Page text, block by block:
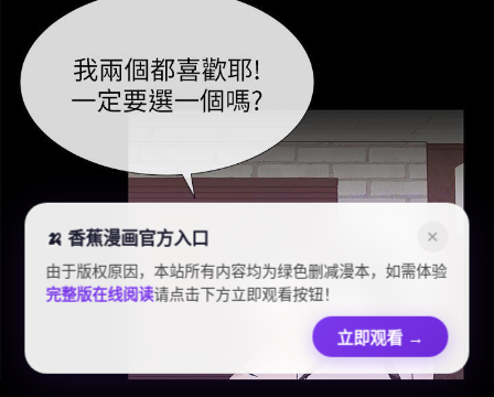
🍌 香蕉漫画官方入口 ✕
由于版权原因，本站所有内容均为绿色删减漫本，如需体验
完整版在线阅读请点击下方立即观看按钮！
立即观看 →